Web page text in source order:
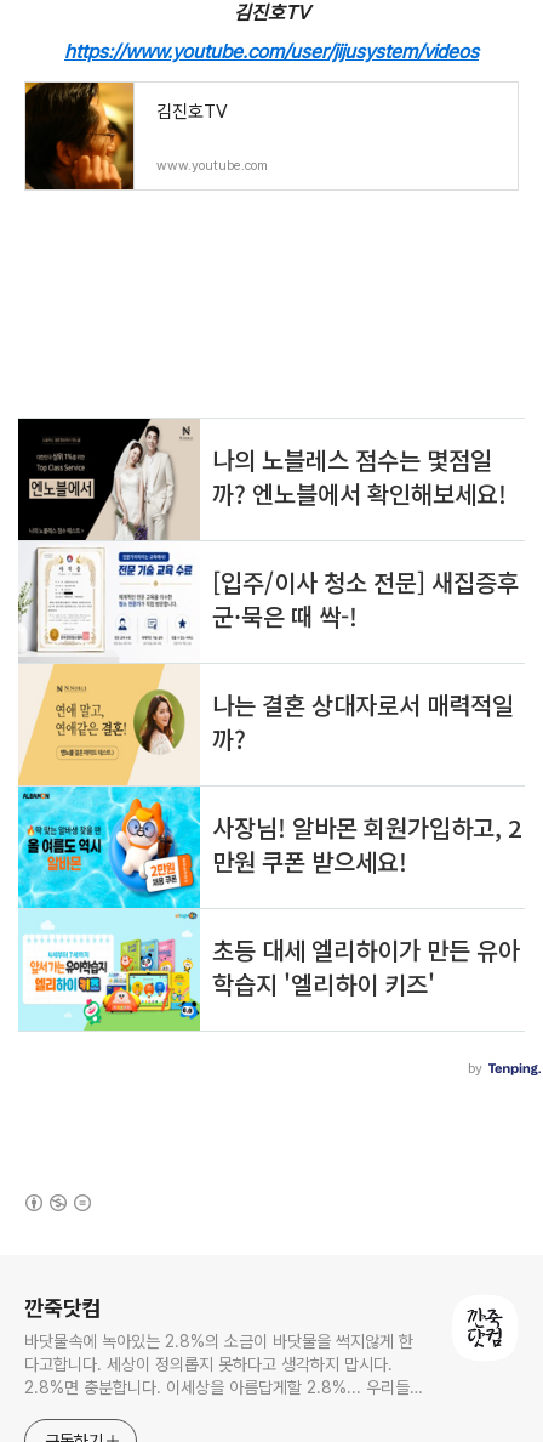
김진호TV
https://www.youtube.com/user/jijusystem/videos
김진호TV
www.youtube.com
깐죽닷컴
바닷물속에 녹아있는 2.8%의 소금이 바닷물을 썩지않게 한
다고합니다. 세상이 정의롭지 못하다고 생각하지 맙시다.
2.8%면 충분합니다. 이세상을 아름답게할 2.8%... 우리들의